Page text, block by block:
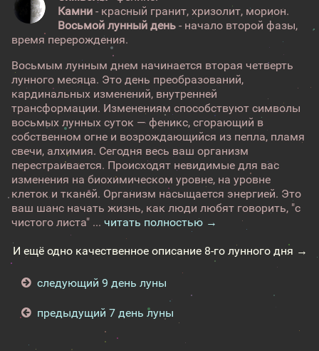
Камни - красный гранит, хризолит, морион.
Восьмой лунный день - начало второй фазы,
время перерождения.
Восьмым лунным днем начинается вторая четверть
лунного месяца. Это день преобразований,
кардинальных изменений, внутренней
трансформации. Изменениям способствуют символы
восьмых лунных суток — феникс, сгорающий в
собственном огне и возрождающийся из пепла, пламя
свечи, алхимия. Сегодня весь ваш организм
перестраивается. Происходят невидимые для вас
изменения на биохимическом уровне, на уровне
клеток и тканей. Организм насыщается энергией. Это
ваш шанс начать жизнь, как люди любят говорить, "с
чистого листа" ... читать полностью →
И ещё одно качественное описание 8-го лунного дня →
следующий 9 день луны
предыдущий 7 день луны